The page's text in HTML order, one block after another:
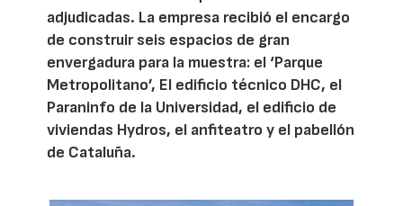
adjudicadas. La empresa recibió el encargo
de construir seis espacios de gran
envergadura para la muestra: el ‘Parque
Metropolitano’, El edificio técnico DHC, el
Paraninfo de la Universidad, el edificio de
viviendas Hydros, el anfiteatro y el pabellón
de Cataluña.